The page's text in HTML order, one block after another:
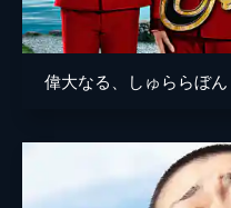
偉大なる、しゅららぼん